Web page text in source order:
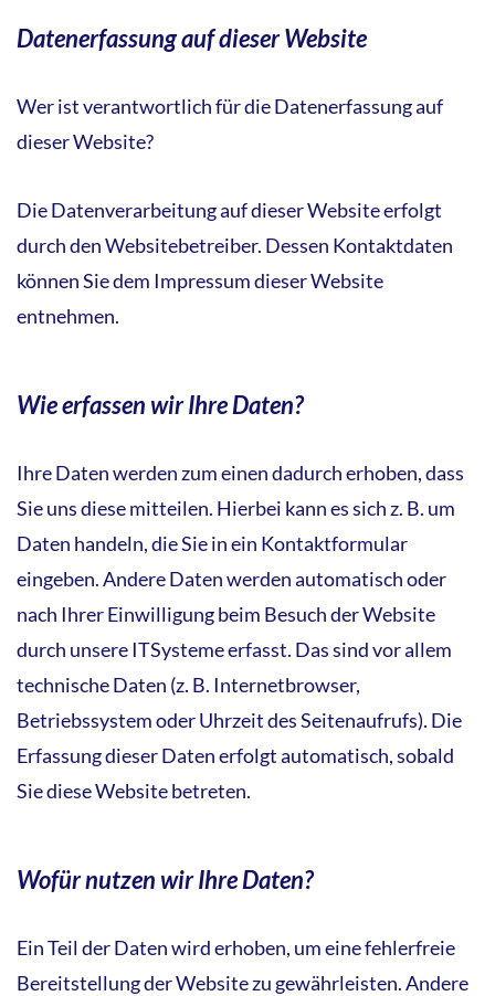
Datenerfassung auf dieser Website
Wer ist verantwortlich für die Datenerfassung auf
dieser Website?
Die Datenverarbeitung auf dieser Website erfolgt
durch den Websitebetreiber. Dessen Kontaktdaten
können Sie dem Impressum dieser Website
entnehmen.
Wie erfassen wir Ihre Daten?
Ihre Daten werden zum einen dadurch erhoben, dass
Sie uns diese mitteilen. Hierbei kann es sich z. B. um
Daten handeln, die Sie in ein Kontaktformular
eingeben. Andere Daten werden automatisch oder
nach Ihrer Einwilligung beim Besuch der Website
durch unsere ITSysteme erfasst. Das sind vor allem
technische Daten (z. B. Internetbrowser,
Betriebssystem oder Uhrzeit des Seitenaufrufs). Die
Erfassung dieser Daten erfolgt automatisch, sobald
Sie diese Website betreten.
Wofür nutzen wir Ihre Daten?
Ein Teil der Daten wird erhoben, um eine fehlerfreie
Bereitstellung der Website zu gewährleisten. Andere